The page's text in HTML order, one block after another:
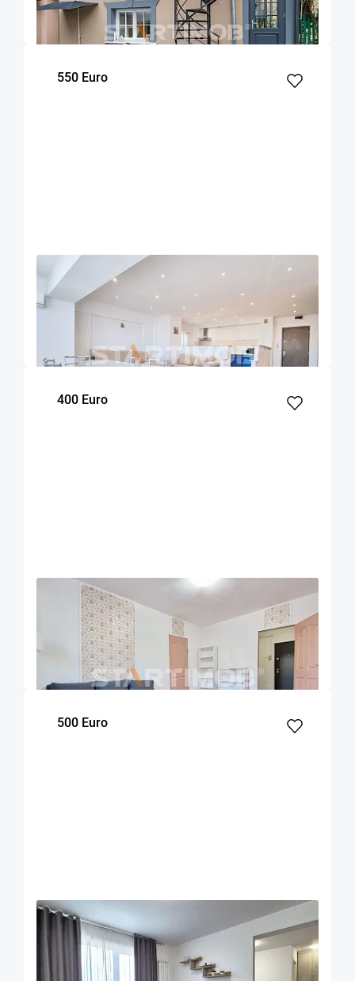
20
m²
Parter
Etaj
550 Euro
OFERTA NOUA COMISION 50%
Apartament 3 camere zona Grivitei
Brasov
2
dormitoare
7
Etaj
400 Euro
OFERTA NOUA EXCLUSIVITATE
Apartament mobilat doua camere Zizinului
52
m²
1
dormitor
Parter
Etaj
500 Euro
OFERTA NOUA COMISION 50%
Apartament 2 camere zona Coresi
Brasov
53 7